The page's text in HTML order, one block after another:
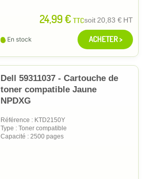
24,99 € TTCsoit20,83 € HT
En stock ACHETER >
Dell 59311037 - Cartouche de
toner compatible Jaune
NPDXG
Référence : KTD2150Y
Type : Toner compatible
Capacité : 2500 pages